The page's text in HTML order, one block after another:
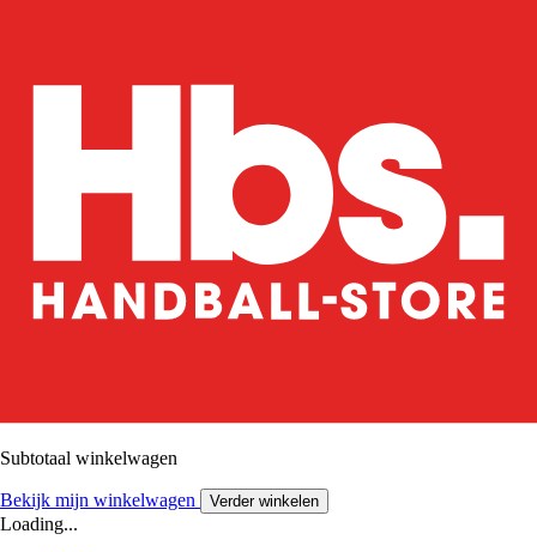
Subtotaal winkelwagen
Bekijk mijn winkelwagen Verder winkelen
Loading...